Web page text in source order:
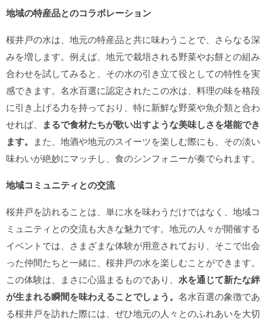
地域の特産品とのコラボレーション
桜井戸の水は、地元の特産品と共に味わうことで、さらなる深
みを増します。例えば、地元で栽培される野菜やお餅との組み
合わせを試してみると、その水の引き立て役としての特性を実
感できます。名水百選に認定されたこの水は、料理の味を格段
に引き上げる力を持っており、特に新鮮な野菜や魚介類と合わ
せれば、
まるで食材たちが歌い出すような美味しさを堪能でき
ます。 また、地酒や地元のスイーツを楽しむ際にも、その淡い
味わいが絶妙にマッチし、食のシンフォニーが奏でられます。
地域コミュニティとの交流
桜井戸を訪れることは、単に水を味わうだけではなく、地域コ
ミュニティとの交流も大きな魅力です。地元の人々が開催する
イベントでは、さまざまな体験が用意されており、そこで出会
った仲間たちと一緒に、桜井戸の水を楽しむことができます。
この体験は、まさに心温まるものであり、 水を通じて新たな絆
が生まれる瞬間を味わえることでしょう。 名水百選の象徴であ
る桜井戸を訪れた際には、ぜひ地元の人々とのふれあいを大切